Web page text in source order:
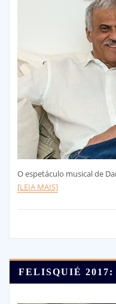
O espetáculo musical de
[LEIA MAIS]
FELISQUIÉ